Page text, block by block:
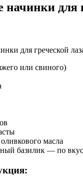
начинки для
для греческой
или свиного)
масла
базилик — по